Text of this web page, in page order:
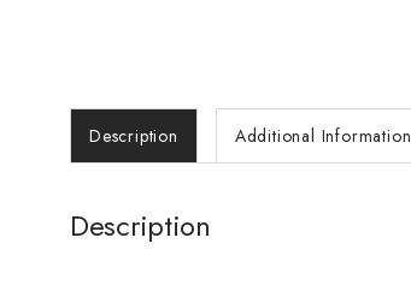
Description Additional Information
Description